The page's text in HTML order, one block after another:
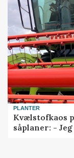
PLANTER
Kvælstofkaos
såplaner: -